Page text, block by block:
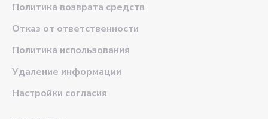
Политика возврата средств
Отказ от ответственности
Политика использования
Удаление информации
Настройки согласия